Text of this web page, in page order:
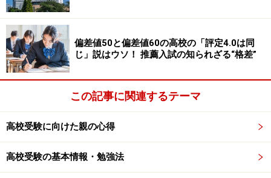
しましょう。
その他、表の線、仕切りの線、重要語句を囲う線などは
必ず定規を使うようにしましょう。
内申が上がらないのは、ノートの取り方が
原因かも？
現在の通知表は、テストの点数だけで評定（内申点）が
偏差値50と偏差値60の高校の「評定4.0は同
じ」説はウソ！ 推薦入試の知られざる“格差”
この記事に関連するテーマ
高校受験に向けた親の心得
高校受験の基本情報・勉強法